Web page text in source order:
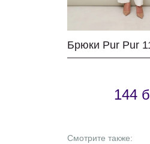
Брюки Pur Pur
144
Смотрите также: